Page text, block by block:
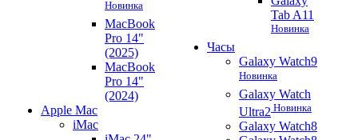
Новинка
MacBook
Pro 14"
(2025)
MacBook
Pro 14"
(2024)
Apple Mac
iMac
Tab A11
Новинка
Часы
Galaxy Watch9
Новинка
Galaxy Watch
Ultra2 Новинка
Galaxy Watch8